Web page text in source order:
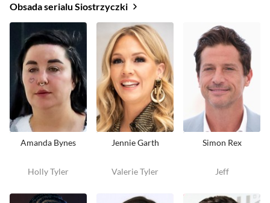
Obsada serialu Siostrzyczki
Amanda Bynes
Holly Tyler
Jennie Garth
Valerie Tyler
Simon Rex
Jeff